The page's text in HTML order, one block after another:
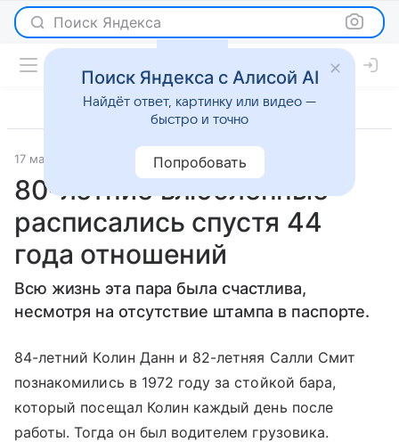
Поиск Яндекса
17 мая 2016
80-летние влюбленные
расписались спустя 44
года отношений
Всю жизнь эта пара была счастлива,
несмотря на отсутствие штампа в паспорте.
84-летний Колин Данн и 82-летняя Салли Смит
познакомились в 1972 году за стойкой бара,
который посещал Колин каждый день после
работы. Тогда он был водителем грузовика.
Поиск Яндекса с Алисой AI
Найдёт ответ, картинку или видео —
быстро и точно
Попробовать